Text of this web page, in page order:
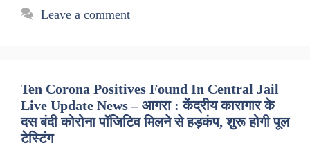
Leave a comment
Ten Corona Positives Found In Central Jail
Live Update News – आगरा : केंद्रीय कारागार के
दस बंदी कोरोना पॉजिटिव मिलने से हड़कंप, शुरू होगी पूल
टेस्टिंग